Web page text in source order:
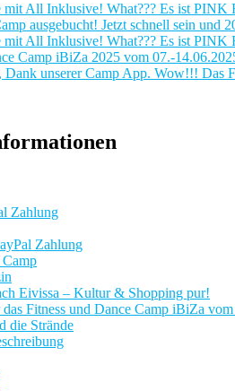
mit All Inklusive! What??? Es ist
ausgebucht! Jetzt schnell sein und
mit All Inklusive! What??? Es ist
Camp iBiZa 2025 vom 07.-
unserer Camp App. Wow!!! Das
Zahlung
Zahlung
Camp
Eivissa – Kultur & Shopping pur!
Fitness und Dance Camp iBiZa
die Strände